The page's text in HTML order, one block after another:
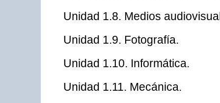
Unidad 1.8. Medios
Unidad 1.9. Fotografía.
Unidad 1.10. Informática.
Unidad 1.11. Mecánica.